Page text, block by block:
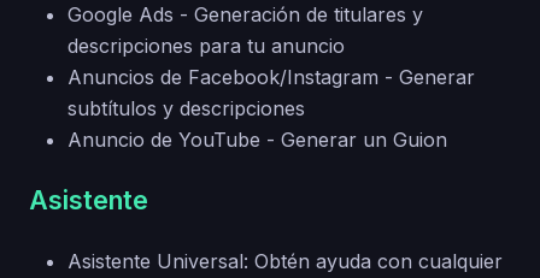
Google Ads - Generación de titulares y
descripciones para tu anuncio
Anuncios de Facebook/Instagram - Generar
subtítulos y descripciones
Anuncio de YouTube - Generar un Guion
Asistente
Asistente Universal: Obtén ayuda con cualquier